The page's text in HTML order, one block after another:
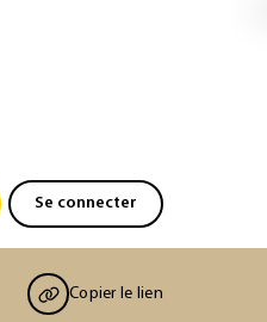
Se connecter
Copier le lien